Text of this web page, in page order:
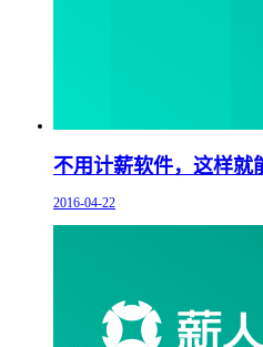
不用计薪软件，这样就
2016-04-22